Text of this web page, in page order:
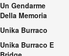
Un Gendarme
Della Memoria
Unika Burraco
Unika Burraco E